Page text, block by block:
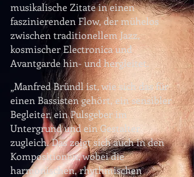
musikalische Zitate in einen
faszinierenden Flow, der mühelos
zwischen traditionellem Jazz,
kosmischer Electronica und
Avantgarde hin- und hergleitet.
„Manfred Bründl ist, wie sich das für
einen Bassisten gehört, ein sensibler
Begleiter, ein Pulsgeber im
Untergrund und ein Gestalter
zugleich. Das zeigt sich auch in den
Kompositionen, wobei die
harmonischen, rhythmischen